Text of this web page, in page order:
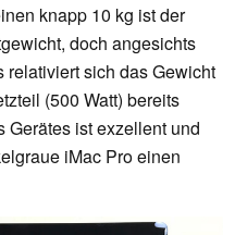
knapp 10 kg ist der
doch angesichts
sich das Gewicht
(500 Watt) bereits
Gerätes ist exzellent und
iMac Pro einen